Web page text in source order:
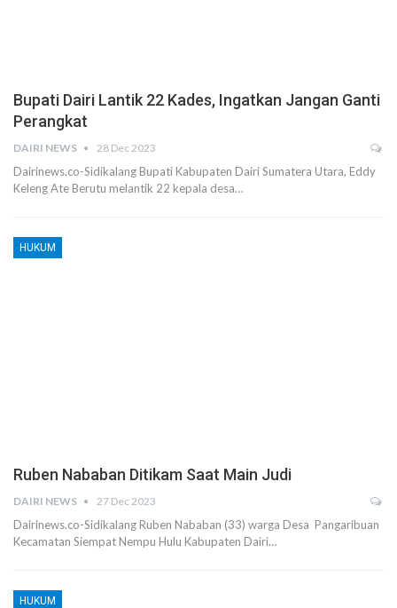
Bupati Dairi Lantik 22 Kades, Ingatkan Jangan Ganti
Perangkat
DAIRI NEWS 28 Dec 2023
Dairinews.co-Sidikalang Bupati Kabupaten Dairi Sumatera Utara, Eddy
Keleng Ate Berutu melantik 22 kepala desa…
HUKUM
Ruben Nababan Ditikam Saat Main Judi
DAIRI NEWS 27 Dec 2023
Dairinews.co-Sidikalang Ruben Nababan (33) warga Desa Pangaribuan
Kecamatan Siempat Nempu Hulu Kabupaten Dairi…
HUKUM